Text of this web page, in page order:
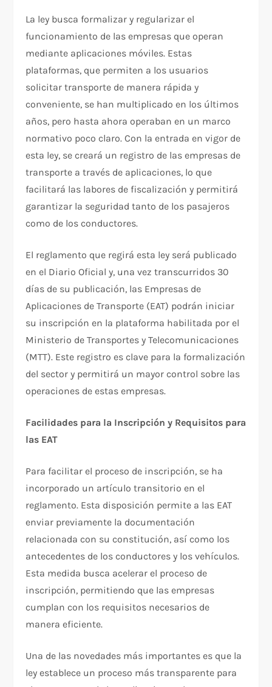
La ley busca formalizar y regularizar el
funcionamiento de las empresas que operan
mediante aplicaciones móviles. Estas
plataformas, que permiten a los usuarios
solicitar transporte de manera rápida y
conveniente, se han multiplicado en los últimos
años, pero hasta ahora operaban en un marco
normativo poco claro. Con la entrada en vigor de
esta ley, se creará un registro de las empresas de
transporte a través de aplicaciones, lo que
facilitará las labores de fiscalización y permitirá
garantizar la seguridad tanto de los pasajeros
como de los conductores.
El reglamento que regirá esta ley será publicado
en el Diario Oficial y, una vez transcurridos 30
días de su publicación, las Empresas de
Aplicaciones de Transporte (EAT) podrán iniciar
su inscripción en la plataforma habilitada por el
Ministerio de Transportes y Telecomunicaciones
(MTT). Este registro es clave para la formalización
del sector y permitirá un mayor control sobre las
operaciones de estas empresas.
Facilidades para la Inscripción y Requisitos para
las EAT
Para facilitar el proceso de inscripción, se ha
incorporado un artículo transitorio en el
reglamento. Esta disposición permite a las EAT
enviar previamente la documentación
relacionada con su constitución, así como los
antecedentes de los conductores y los vehículos.
Esta medida busca acelerar el proceso de
inscripción, permitiendo que las empresas
cumplan con los requisitos necesarios de
manera eficiente.
Una de las novedades más importantes es que la
ley establece un proceso más transparente para